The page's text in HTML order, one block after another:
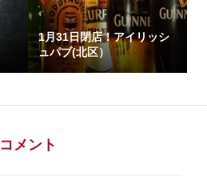
1月31日閉店！アイリッシ
ュパブ(北区）
コメント